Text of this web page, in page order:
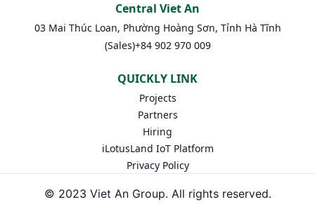
Central Viet An
03 Mai Thúc Loan, Phường Hoàng Sơn, Tỉnh Hà Tĩnh
(Sales)+84 902 970 009
QUICKLY LINK
Projects
Partners
Hiring
iLotusLand IoT Platform
Privacy Policy
© 2023 Viet An Group. All rights reserved.